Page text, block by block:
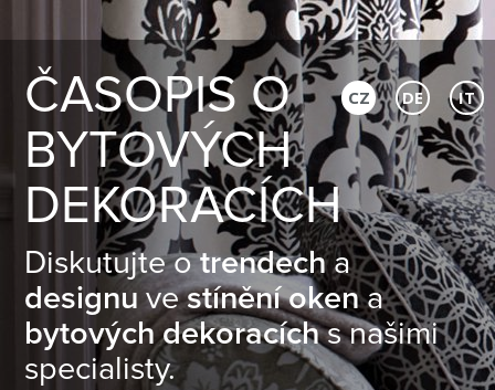
ČASOPIS O
BYTOVÝCH
DEKORACÍCH
Diskutujte otrendecha
designuvestínění okena
bytových dekoracíchs našimi
specialisty.
CZ DE IT